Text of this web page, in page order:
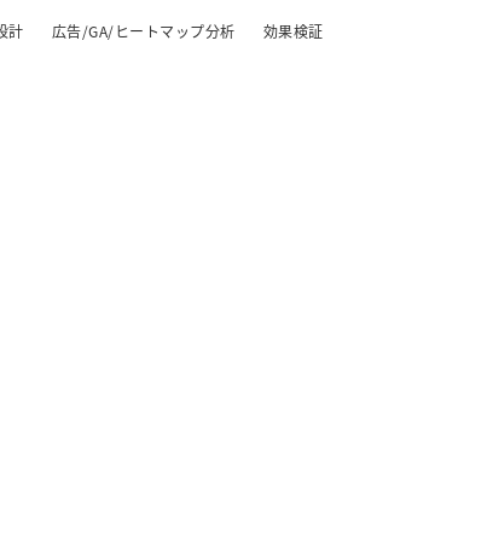
計 広告/GA/ヒートマップ分析 効果検証